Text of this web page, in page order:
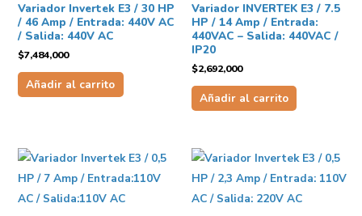
Variador Invertek E3 / 30 HP
/ 46 Amp / Entrada: 440V AC
/ Salida: 440V AC
$7,484,000
Añadir al carrito
Variador INVERTEK E3 / 7.5
HP / 14 Amp / Entrada:
440VAC – Salida: 440VAC /
IP20
$2,692,000
Añadir al carrito